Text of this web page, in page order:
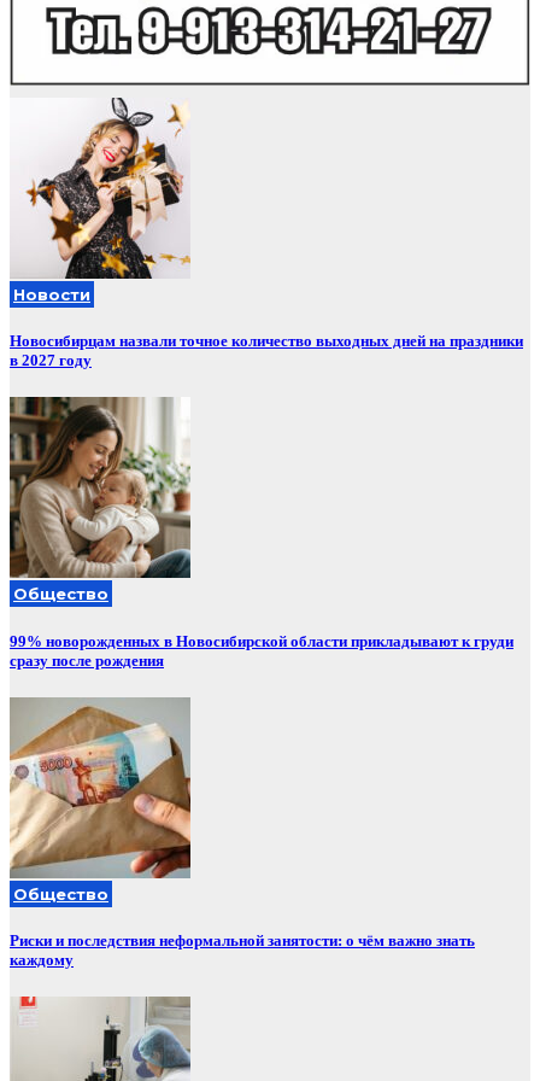
Новости
Новосибирцам назвали точное количество выходных дней на праздники
в 2027 году
Общество
99% новорожденных в Новосибирской области прикладывают к груди
сразу после рождения
Общество
Риски и последствия неформальной занятости: о чём важно знать
каждому